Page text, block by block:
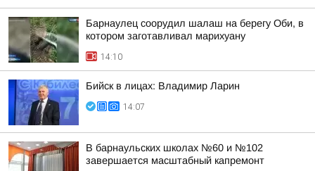
Барнаулец соорудил шалаш на берегу Оби, в
котором заготавливал марихуану
14:10
Бийск в лицах: Владимир Ларин
14:07
В барнаульских школах №60 и №102
завершается масштабный капремонт